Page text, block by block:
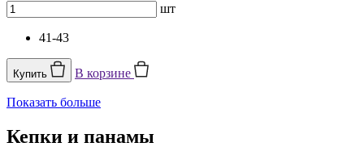
шт
41-43
Купить В корзине
Показать больше
Кепки и панамы